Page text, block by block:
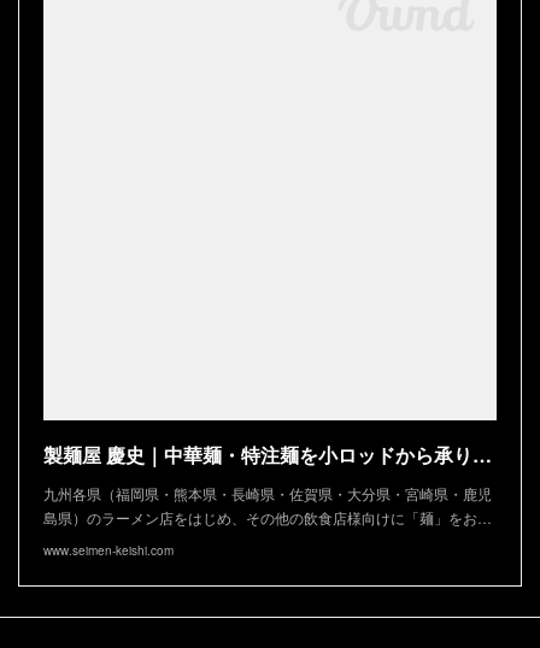
製麺屋 慶史｜中華麺・特注麺を小ロッドから承ります
九州各県（福岡県・熊本県・長崎県・佐賀県・大分県・宮崎県・鹿児
島県）のラーメン店をはじめ、その他の飲食店様向けに「麺」をお…
www.seimen-keishi.com